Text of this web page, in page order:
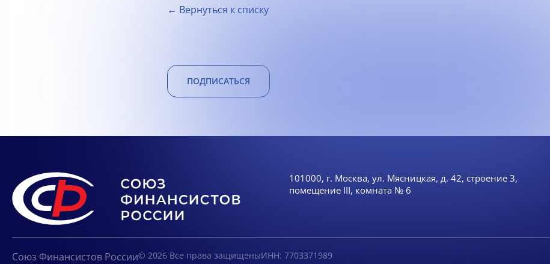
← Вернуться к списку
ПОДПИСАТЬСЯ
101000, г. Москва, ул. Мясницкая, д. 42, строение 3,
помещение III, комната № 6
Союз Финансистов России© 2026 Все права защищеныИНН: 7703371989